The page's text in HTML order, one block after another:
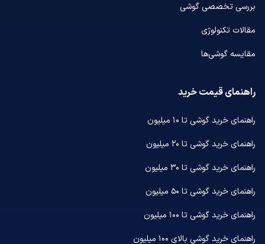
بررسی تخصصی گوشی
مقالات تکنولوژی
مقایسه گوشی‌ها
راهنمای قیمت خرید
راهنمای خرید گوشی تا ۱۰ میلیون
راهنمای خرید گوشی تا ۲۰ میلیون
راهنمای خرید گوشی تا ۳۰ میلیون
راهنمای خرید گوشی تا ۵۰ میلیون
راهنمای خرید گوشی تا ۱۰۰ میلیون
راهنمای خرید گوشی بالای ۱۰۰ میلیون